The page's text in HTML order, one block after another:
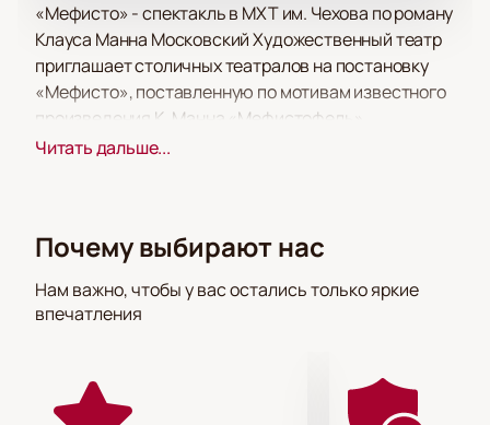
«Мефисто» - спектакль в МХТ им. Чехова по роману
Клауса Манна Московский Художественный театр
приглашает столичных театралов на постановку
«Мефисто», поставленную по мотивам известного
произведения К. Манна «Мефистофель».
Спектакль расскажет зрителю об отношениях
государственного режима. Талантливый во всем,
денег, продаёт душу, будто Фауст, но не сатане, а
нацистам… Статус и обогащение становятся в душе
превращается в преступника, споспешника
фашистского режима. То, что он натворил, герой
Читать дальше...
Почему выбирают нас
Нам важно, чтобы у вас остались только яркие
впечатления